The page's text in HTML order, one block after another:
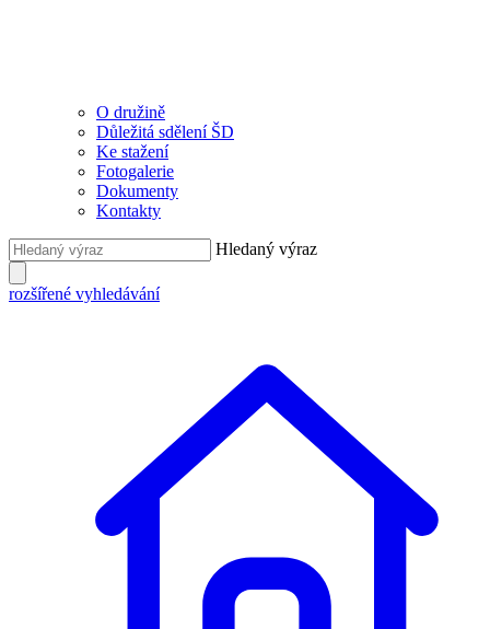
O družině
Důležitá sdělení ŠD
Ke stažení
Fotogalerie
Dokumenty
Kontakty
Hledaný výraz
rozšířené vyhledávání